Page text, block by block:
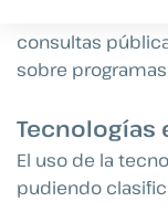
consultas
sobre
Tecnologías
El uso de la
pudiendo